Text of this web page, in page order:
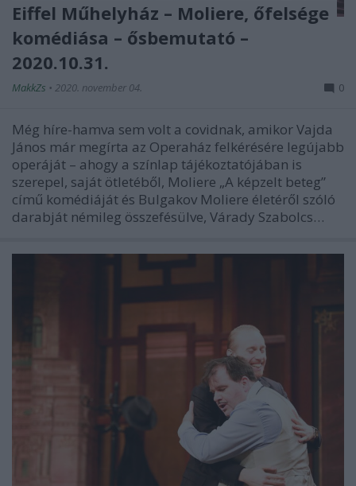
Eiffel Műhelyház – Moliere, őfelsége
komédiása – ősbemutató –
2020.10.31.
MakkZs • 2020. november 04. 0
Még híre-hamva sem volt a covidnak, amikor Vajda
János már megírta az Operaház felkérésére legújabb
operáját – ahogy a színlap tájékoztatójában is
szerepel, saját ötletéből, Moliere „A képzelt beteg”
című komédiáját és Bulgakov Moliere életéről szóló
darabját némileg összefésülve, Várady Szabolcs…